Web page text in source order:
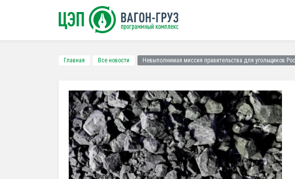
Главная Все новости Невыполнимая миссия правительства для угольщиков